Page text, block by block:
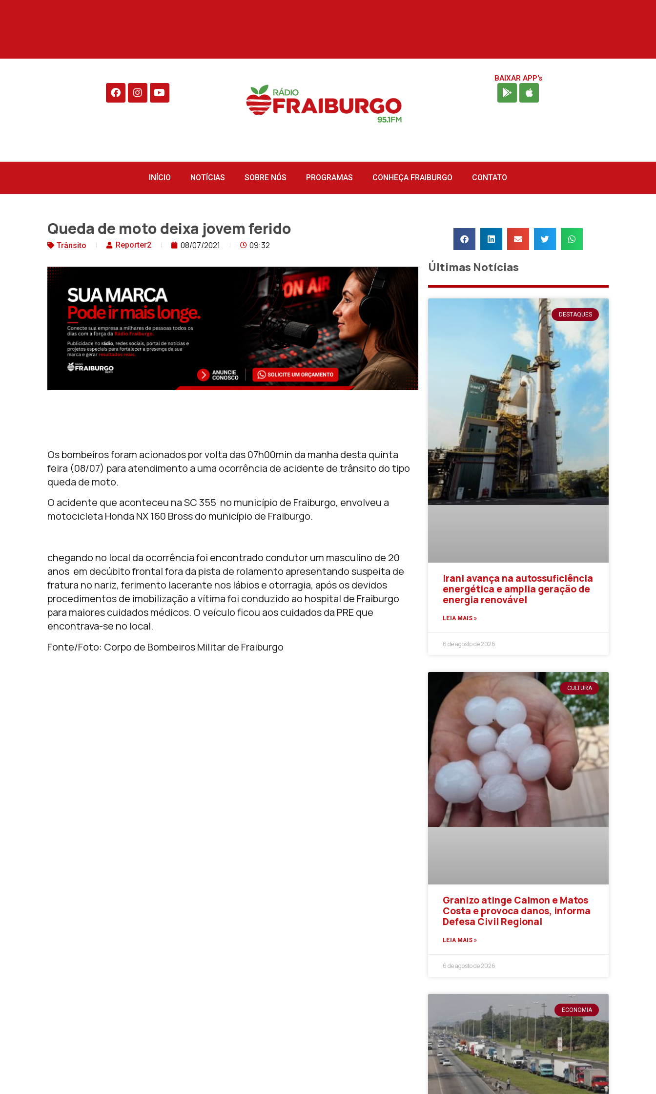
BAIXAR APP's
INÍCIO NOTÍCIAS SOBRE NÓS PROGRAMAS CONHEÇA FRAIBURGO CONTATO
Queda de moto deixa jovem ferido
Trânsito Reporter2 08/07/2021 09:32
Os bombeiros foram acionados por volta das 07h00min da manha desta quinta
feira (08/07) para atendimento a uma ocorrência de acidente de trânsito do tipo
queda de moto.
O acidente que aconteceu na SC 355 no município de Fraiburgo, envolveu a
motocicleta Honda NX 160 Bross do município de Fraiburgo.
chegando no local da ocorrência foi encontrado condutor um masculino de 20
anos em decúbito frontal fora da pista de rolamento apresentando suspeita de
fratura no nariz, ferimento lacerante nos lábios e otorragia, após os devidos
procedimentos de imobilização a vítima foi conduzido ao hospital de Fraiburgo
para maiores cuidados médicos. O veículo ficou aos cuidados da PRE que
encontrava-se no local.
Fonte/Foto: Corpo de Bombeiros Militar de Fraiburgo
Últimas Notícias
DESTAQUES
Irani avança na autossuficiência
energética e amplia geração de
energia renovável
LEIA MAIS »
6 de agosto de 2026
CULTURA
Granizo atinge Calmon e Matos
Costa e provoca danos, informa
Defesa Civil Regional
LEIA MAIS »
6 de agosto de 2026
ECONOMIA